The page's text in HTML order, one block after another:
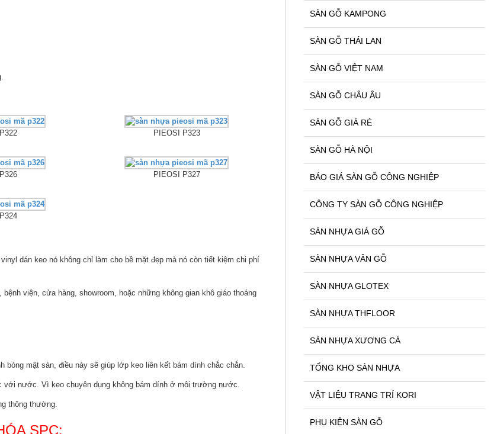
PIEOSI P323
PIEOSI P327
dán keo nó không chỉ làm cho bề mặt đẹp mà nó còn tiết kiệm chi phí
viện, cửa hàng, showroom, hoặc những không gian khô giáo thoáng
mật sàn, điều này sẽ giúp lớp keo liên kết bám dính chắc chắn.
nước. Vì keo chuyên dụng không bám dính ở môi trường nước.
thông thường.
SPC:
SÀN GỖ KAMPONG
SÀN GỖ THÁI LAN
SÀN GỖ VIỆT NAM
SÀN GỖ CHÂU ÂU
SÀN GỖ GIÁ RẺ
SÀN GỖ HÀ NỘI
BÁO GIÁ SÀN GỖ CÔNG NGHIỆP
CÔNG TY SÀN GỖ CÔNG NGHIỆP
SÀN NHỰA GIẢ GỖ
SÀN NHỰA VÂN GỖ
SÀN NHỰA GLOTEX
SÀN NHỰA THFLOOR
SÀN NHỰA XƯƠNG CÁ
TỔNG KHO SÀN NHỰA
VẬT LIỆU TRANG TRÍ KORI
PHỤ KIỆN SÀN GỖ